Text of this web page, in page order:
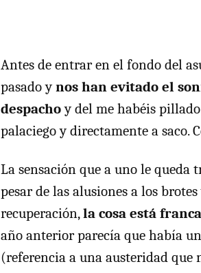
Antes de entrar en el fondo del
pasado ynos han evitado el
despachoy del me habéis
palaciego y directamente a saco.
La sensación que a uno le queda
pesar de las alusiones a los
recuperación,la cosa está
año anterior parecía que había
(referencia a una austeridad que